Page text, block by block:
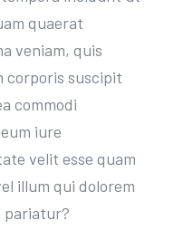
quaerat
veniam, quis
corporis suscipit
commodi
iure
velit esse quam
illum qui dolorem
pariatur?